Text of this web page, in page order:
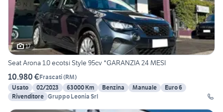
17
Seat Arona 1.0 ecotsi Style 95cv *GARANZIA 24 MESI
10.980 €Frascati(RM)
Usato
02/2023 63000 Km Benzina Manuale
Euro 6
Rivenditore Gruppo Leonia Srl